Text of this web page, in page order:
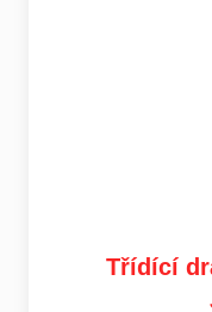
Třídící